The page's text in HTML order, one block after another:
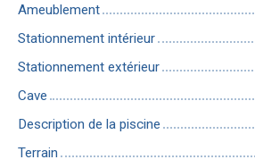
Ameublement
Stationnement intérieur
Stationnement extérieur
Cave
Description de la piscine
Terrain